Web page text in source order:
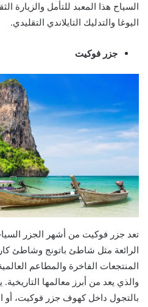
السياح هذا المعبد للتأمل والزيارة
اليوغا والتدليك التايلاندي التقليدي.
جزر فوكيت
تعد جزر فوكيت من أشهر الجزر
الرائعة مثل شاطئ باتونج وشاطئ
المنتجعات الفاخرة والمطاعم
والذي يعد من أبرز معالمها
بالتجول داخل كهوف جزر فوكيت، أو